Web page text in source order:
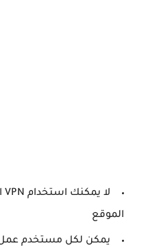
الموقع
يمكن لكل مستخدم